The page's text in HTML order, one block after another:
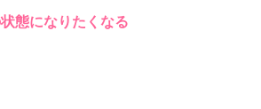
態になりたくなる